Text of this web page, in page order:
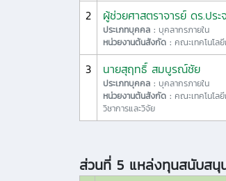
2 ผู้ช่วยศาสตราจารย์ ดร.ปร
ประเภทบุคคล : บุคลากรภายใน
หน่วยงานต้นสังกัด : คณะเทคโนโล
3 นายสุฤทธิ์ สมบูรณ์ชัย
ประเภทบุคคล : บุคลากรภายใน
หน่วยงานต้นสังกัด : คณะเทคโนโล
วิชาการและวิจัย
ส่วนที่ 5 แหล่งทุนสนับสนุ